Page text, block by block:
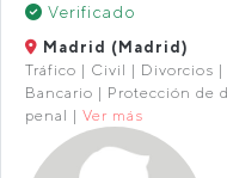
Verificado
Madrid (Madrid)
Tráfico | Civil | Divorcios
Bancario | Protección de
penal | Ver más